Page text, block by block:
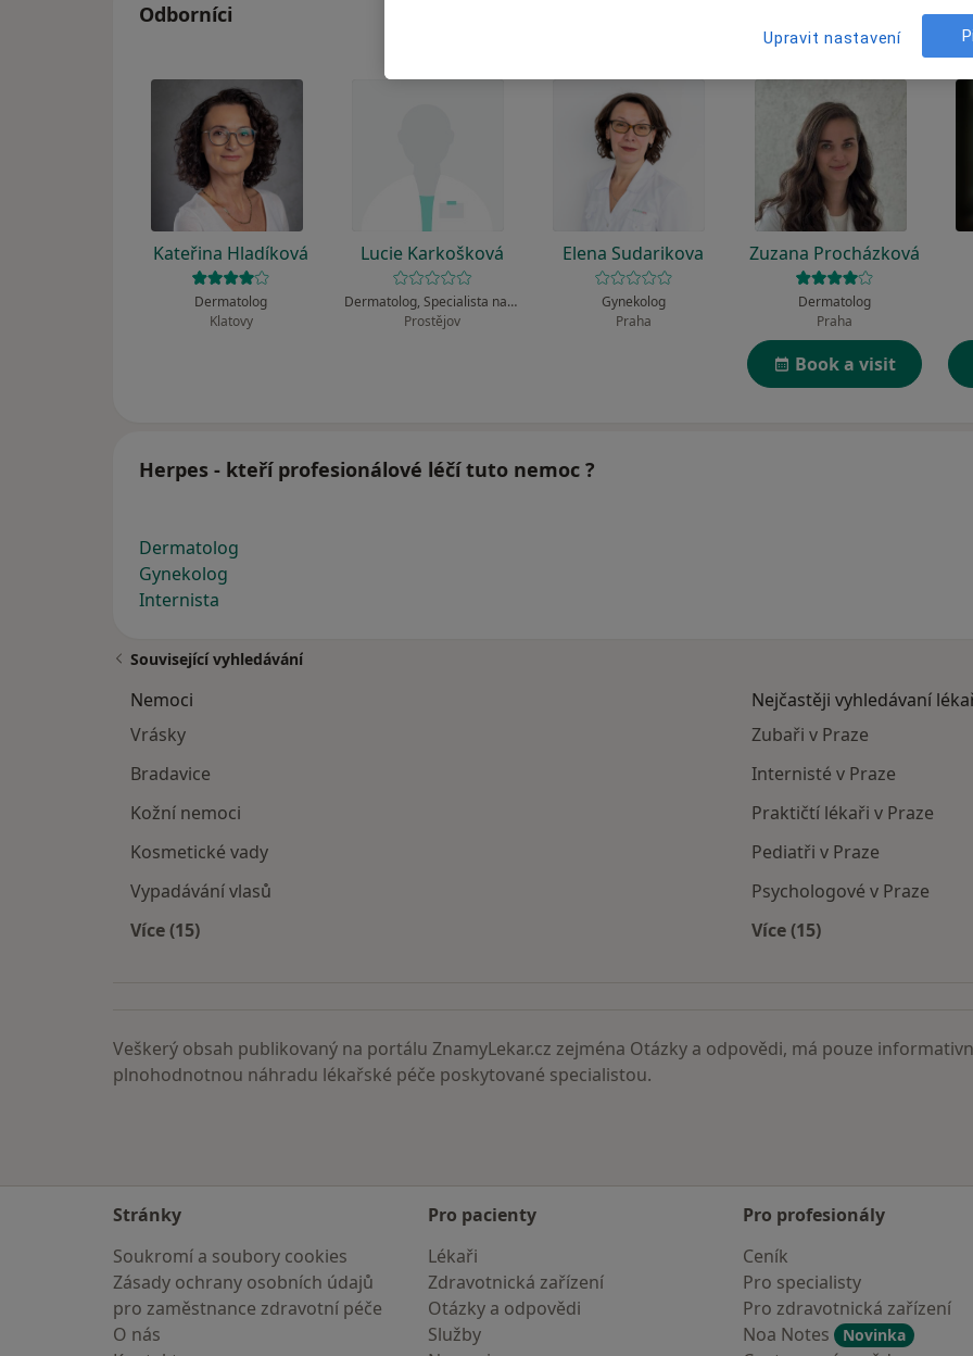
Odborníci
Kateřina Hladíková
Dermatolog
Klatovy
Lucie Karkošková
Dermatolog, Specialista na estetickou medicínu
Prostějov
Elena Sudarikova
Gynekolog
Praha
Zuzana Procházková
Dermatolog
Praha
Book a visit
Herpes - kteří profesionálové léčí tuto nemoc ?
Dermatolog
Gynekolog
Internista
Související vyhledávání
Nemoci
Vrásky
Bradavice
Kožní nemoci
Kosmetické vady
Vypadávání vlasů
Více (15)
Nejčastěji vyhledávaní
Zubaři v Praze
Internisté v Praze
Praktičtí lékaři v Praze
Pediatři v Praze
Psychologové v Praze
Více (15)
Veškerý obsah publikovaný na portálu ZnamyLekar.cz zejména Otázky a odpovědi, má pouze
plnohodnotnou náhradu lékařské péče poskytované specialistou.
Stránky
Soukromí a soubory cookies
Zásady ochrany osobních údajů
pro zaměstnance zdravotní péče
O nás
Pro pacienty
Lékaři
Zdravotnická zařízení
Otázky a odpovědi
Služby
Pro profesionály
Ceník
Pro specialisty
Pro zdravotnická zařízení
Noa Notes
Novinka
Upravit nastavení